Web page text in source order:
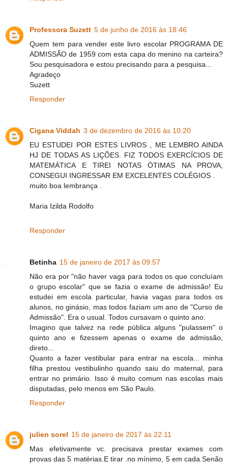
Professora Suzett 5 de junho de 2016 às 18:46
Quem tem para vender este livro escolar PROGRAMA DE
ADMISSÃO de 1959 com esta capa do menino na carteira?
Sou pesquisadora e estou precisando para a pesquisa...
Agradeço
Suzett
Responder
Cigana Viddah 3 de dezembro de 2016 às 10:20
EU ESTUDEI POR ESTES LIVROS , ME LEMBRO AINDA
HJ DE TODAS AS LIÇÕES. FIZ TODOS EXERCÍCIOS DE
MATEMÁTICA E TIREI NOTAS ÓTIMAS NA PROVA,
CONSEGUI INGRESSAR EM EXCELENTES COLÉGIOS .
muito boa lembrança .
Maria Izilda Rodolfo
Responder
Betinha 15 de janeiro de 2017 às 09:57
Não era por "não haver vaga para todos os que concluíam
o grupo escolar" que se fazia o exame de admissão! Eu
estudei em escola particular, havia vagas para todos os
alunos, no ginásio, mas todos faziam um ano de "Curso de
Admissão". Era o usual. Todos cursavam o quinto ano.
Imagino que talvez na rede pública alguns "pulassem" o
quinto ano e fizessem apenas o exame de admissão,
direto...
Quanto a fazer vestibular para entrar na escola... minha
filha prestou vestibulinho quando saiu do maternal, para
entrar no primário. Isso é muito comum nas escolas mais
disputadas, pelo menos em São Paulo.
Responder
julien sorel 15 de janeiro de 2017 às 22:11
Mas efetivamente vc. precisava prestar exames com
provas das 5 matérias.E tirar .no mínimo, 5 em cada.Senão